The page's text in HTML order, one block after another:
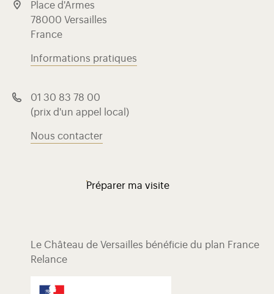
Place d'Armes
78000 Versailles
France
Informations pratiques
01 30 83 78 00
(prix d'un appel local)
Nous contacter
Préparer ma visite
Le Château de Versailles bénéficie du plan France
Relance